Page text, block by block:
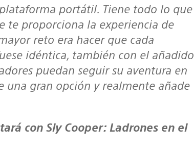
portátil. Tiene todo lo que
te proporciona la experiencia de
reto era hacer que cada
idéntica, también con el añadido
puedan seguir su aventura en
una gran opción y realmente añade